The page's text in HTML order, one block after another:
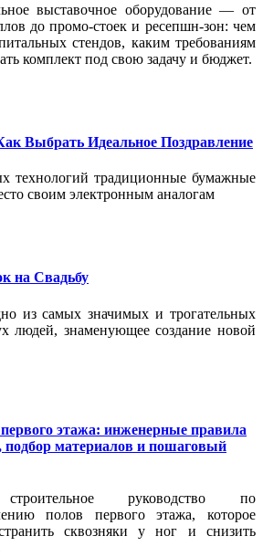
выставочное оборудование — от
до промо-стоек и ресепшн-зон: чем
стендов, каким требованиям
комплект под свою задачу и бюджет.
Выбрать Идеальное Поздравление
технологий традиционные бумажные
своим электронным аналогам
на Свадьбу
из самых значимых и трогательных
людей, знаменующее создание новой
этажа: инженерные правила
подбор материалов и пошаговый
строительное руководство по
полов первого этажа, которое
сквозняки у ног и снизить